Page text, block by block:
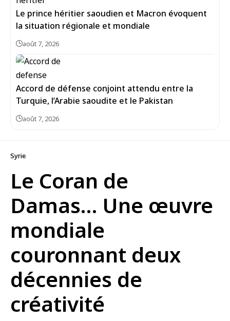
Le prince héritier saoudien et Macron évoquent
la situation régionale et mondiale
août 7, 2026
Accord de défense conjoint attendu entre la
Turquie, l’Arabie saoudite et le Pakistan
août 7, 2026
Syrie
Le Coran de
Damas… Une œuvre
mondiale
couronnant deux
décennies de
créativité